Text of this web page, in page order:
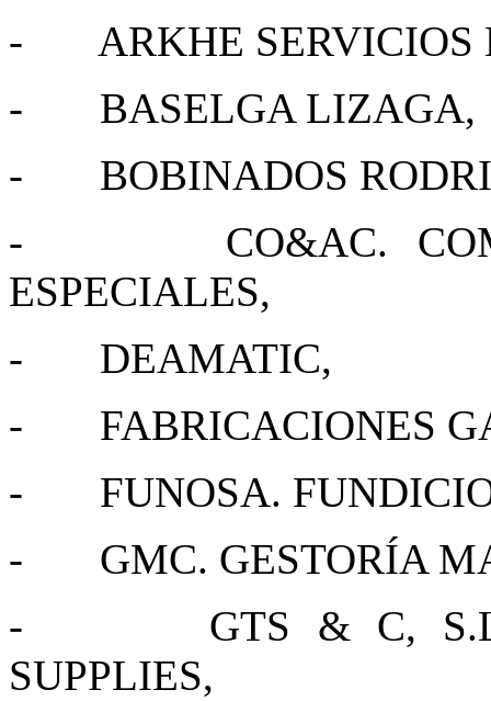
- ARKHE SERVICIOS
- BASELGA LIZAGA,
- BOBINADOS
- CO&AC.
ESPECIALES,
- DEAMATIC,
- FABRICACIONES
- FUNOSA.
- GMC. GESTORÍA
- GTS & C, S.L.
SUPPLIES,